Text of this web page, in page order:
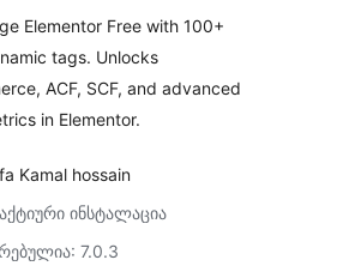
Elementor Free with 100+
tags. Unlocks
ACF, SCF, and advanced
in Elementor.
Kamal hossain
ინსტალაცია
7.0.3